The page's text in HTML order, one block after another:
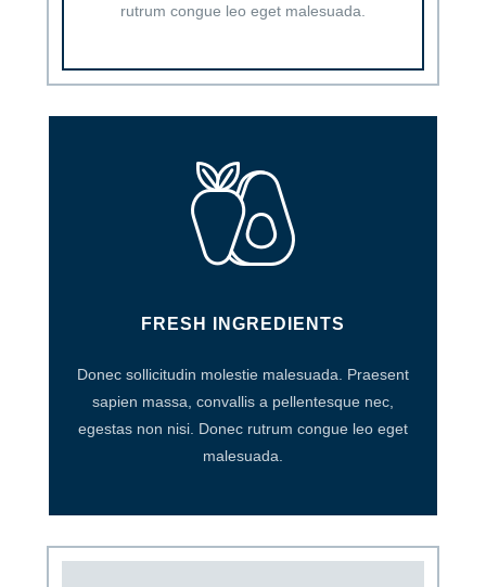
rutrum congue leo eget malesuada.
FRESH INGREDIENTS
Donec sollicitudin molestie malesuada. Praesent
sapien massa, convallis a pellentesque nec,
egestas non nisi. Donec rutrum congue leo eget
malesuada.